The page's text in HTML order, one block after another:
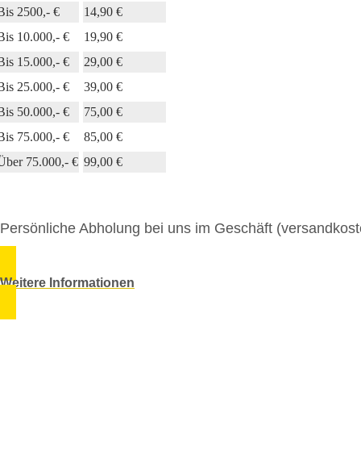
2500,- €
14,90 €
10.000,- €
19,90 €
15.000,- €
29,00 €
25.000,- €
39,00 €
50.000,- €
75,00 €
75.000,- €
85,00 €
75.000,- € 99,00 €
Persönliche Abholung bei uns im Geschäft
Weitere Informationen